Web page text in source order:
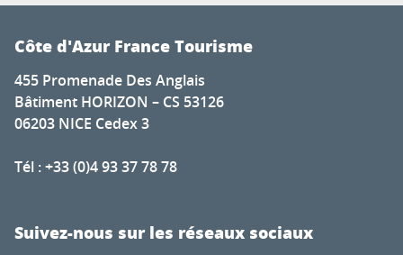
Côte d'Azur France Tourisme
455 Promenade Des Anglais
Bâtiment HORIZON – CS 53126
06203 NICE Cedex 3
Tél : +33 (0)4 93 37 78 78
Suivez-nous sur les réseaux sociaux